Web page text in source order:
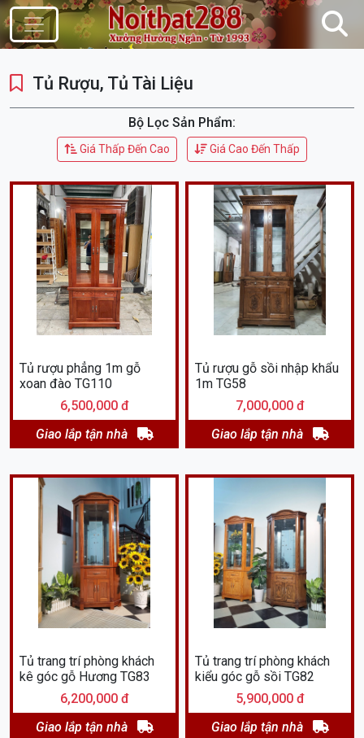
Điều Hướng
Tủ Rượu, Tủ Tài Liệu
Bộ Lọc Sản Phẩm:
Giá Thấp Đến Cao Giá Cao Đến Thấp
Tủ rượu phẳng 1m gỗ
xoan đào TG110
6,500,000 đ
Giao lắp tận nhà
Tủ rượu gỗ sồi nhập khẩu
1m TG58
7,000,000 đ
Giao lắp tận nhà
Tủ trang trí phòng khách
kê góc gỗ Hương TG83
6,200,000 đ
Giao lắp tận nhà
Tủ trang trí phòng khách
kiểu góc gỗ sồi TG82
5,900,000 đ
Giao lắp tận nhà